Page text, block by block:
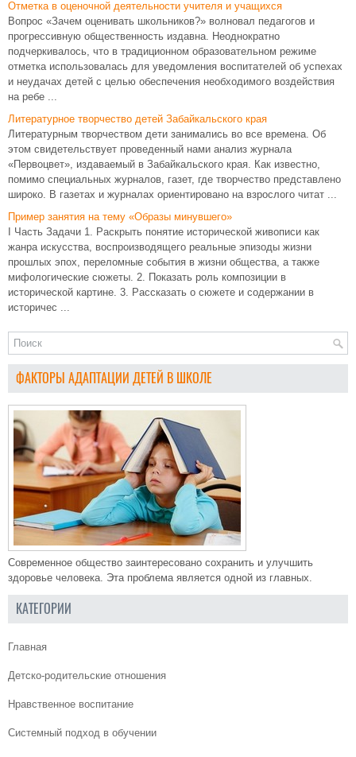
Отметка в оценочной деятельности учителя и учащихся
Вопрос «Зачем оценивать школьников?» волновал педагогов и
прогрессивную общественность издавна. Неоднократно
подчеркивалось, что в традиционном образовательном режиме
отметка использовалась для уведомления воспитателей об успехах
и неудачах детей с целью обеспечения необходимого воздействия
на ребе ...
Литературное творчество детей Забайкальского края
Литературным творчеством дети занимались во все времена. Об
этом свидетельствует проведенный нами анализ журнала
«Первоцвет», издаваемый в Забайкальского края. Как известно,
помимо специальных журналов, газет, где творчество представлено
широко. В газетах и журналах ориентировано на взрослого читат ...
Пример занятия на тему «Образы минувшего»
I Часть Задачи 1. Раскрыть понятие исторической живописи как
жанра искусства, воспроизводящего реальные эпизоды жизни
прошлых эпох, переломные события в жизни общества, а также
мифологические сюжеты. 2. Показать роль композиции в
исторической картине. 3. Рассказать о сюжете и содержании в
историчес ...
ФАКТОРЫ АДАПТАЦИИ ДЕТЕЙ В ШКОЛЕ
Современное общество заинтересовано сохранить и улучшить
здоровье человека. Эта проблема является одной из главных.
КАТЕГОРИИ
Главная
Детско-родительские отношения
Нравственное воспитание
Системный подход в обучении